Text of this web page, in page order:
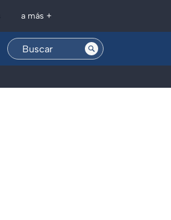
a más +